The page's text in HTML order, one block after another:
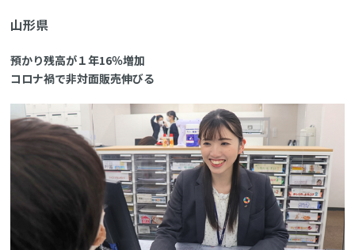
山形県
預かり残高が１年16％増加
コロナ禍で非対面販売伸びる